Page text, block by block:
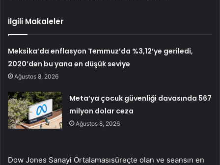
İlgili Makaleler
Meksika’da enflasyon Temmuz’da %3,12’ye geriledi,
2020’den bu yana en düşük seviye
Ağustos 8, 2026
Meta’ya çocuk güvenliği davasında 567
milyon dolar ceza
Ağustos 8, 2026
Dow Jones Sanayi Ortalamasısüreçte olan ve seansın en